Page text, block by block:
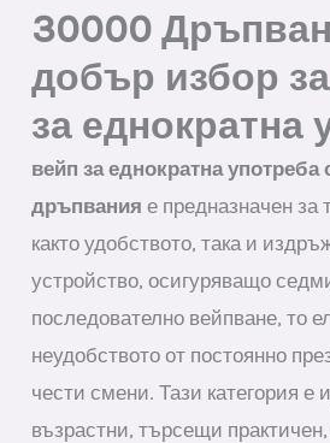
30000
добър избор
за еднократна
вейп за еднократна употреба
дръпвания е предназначен за
както удобството, така и
устройство, осигуряващо
последователно вейпване, то
неудобството от постоянно
чести смени. Тази категория е
възрастни, търсещи